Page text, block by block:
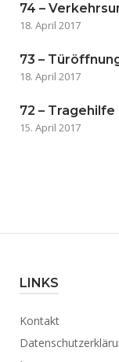
74 –
18. April 2017
73 –
18. April 2017
72 – Tragehilfe
15. April 2017
LINKS
Kontakt